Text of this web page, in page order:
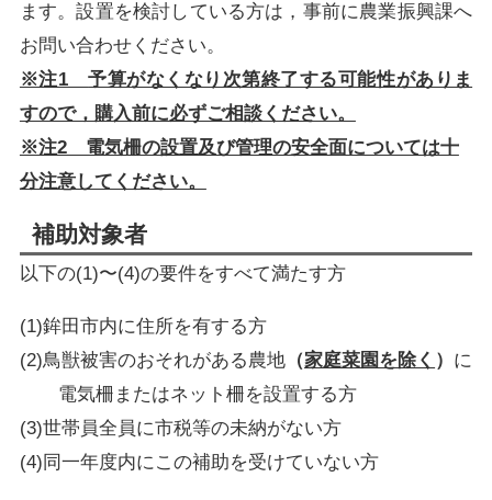
ます。設置を検討している方は，事前に農業振興課へ
お問い合わせください。
※注1
予算がなくなり次第終了する可能性がありま
すので，購入前に必ずご相談ください。
※注2 電気柵の設置及び管理の安全面については十
分注意してください。
補助対象者
以下の(1)〜(4)の要件をすべて満たす方
(1)鉾田市内に住所を有する方
(2)鳥獣被害のおそれがある農地 （家庭菜園を除く ） に
電気柵またはネット柵を設置する方
(3)世帯員全員に市税等の未納がない方
(4)同一年度内にこの補助を受けていない方